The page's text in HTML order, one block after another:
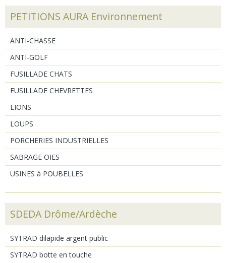
PETITIONS AURA Environnement
ANTI-CHASSE
ANTI-GOLF
FUSILLADE CHATS
FUSILLADE CHEVRETTES
LIONS
LOUPS
PORCHERIES INDUSTRIELLES
SABRAGE OIES
USINES à POUBELLES
SDEDA Drôme/Ardèche
SYTRAD dilapide argent public
SYTRAD botte en touche